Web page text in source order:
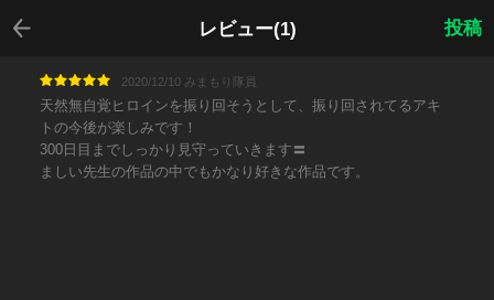
レビュー(1)
戻る
投稿
2020/12/10 みまもり隊員
天然無自覚ヒロインを振り回そうとして、振り回されてるアキ
トの今後が楽しみです！
300日目までしっかり見守っていきます〓
ましい先生の作品の中でもかなり好きな作品です。